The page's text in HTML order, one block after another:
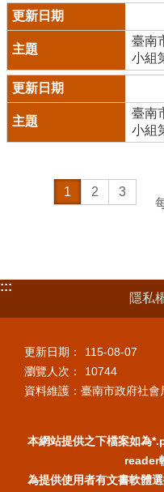
臺南
小組
臺南
小組
1 2
3
:::
隱私
更新日期：
115-08-07
瀏覽人次：
10744
資料維護：臺南市政府社會
本網站提供之下檔案如為
reader
為提供使用者有文書軟體